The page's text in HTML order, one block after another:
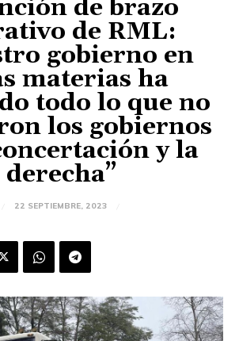
de brazo
de RML:
gobierno en
materias ha
todo lo que no
los gobiernos
y la
derecha”
22 SEPTIEMBRE, 2023